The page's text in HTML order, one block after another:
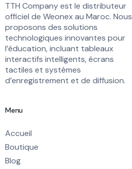
TTH Company est le distributeur
officiel de Weonex au Maroc. Nous
proposons des solutions
technologiques innovantes pour
l’éducation, incluant tableaux
interactifs intelligents, écrans
tactiles et systèmes
d’enregistrement et de diffusion.
Menu
Accueil
Boutique
Blog